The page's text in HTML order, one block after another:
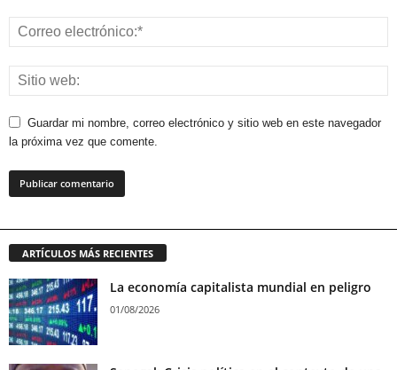
Guardar mi nombre, correo electrónico y sitio web en este navegador
la próxima vez que comente.
ARTÍCULOS MÁS RECIENTES
La economía capitalista mundial en peligro
01/08/2026